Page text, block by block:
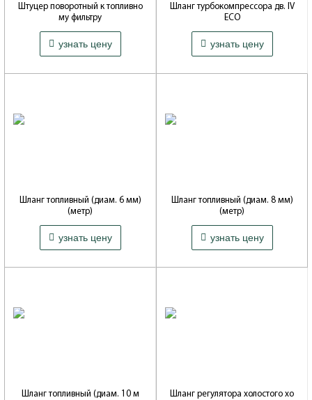
Штуцер поворотный к топливно
му фильтру
Артикул: 0514-00-1104303-00
Производитель: ОАО ЗМЗ
узнать цену
Шланг турбокомпрессора дв. IV
ECO
Артикул: 3163-10-1109404-00
Производитель: ОАО УАЗ
612 ₽узнать цену
Шланг топливный (диам. 6 мм)
(метр)
Производитель: САРАНСКИЙ ЗАВОД
РЕЗИНОТЕХНИКИ
104 ₽узнать цену
Шланг топливный (диам. 8 мм)
(метр)
Производитель: САРАНСКИЙ ЗАВОД
РЕЗИНОТЕХНИКИ
103 ₽узнать цену
Шланг топливный (диам. 10 м
Шланг регулятора холостого хо